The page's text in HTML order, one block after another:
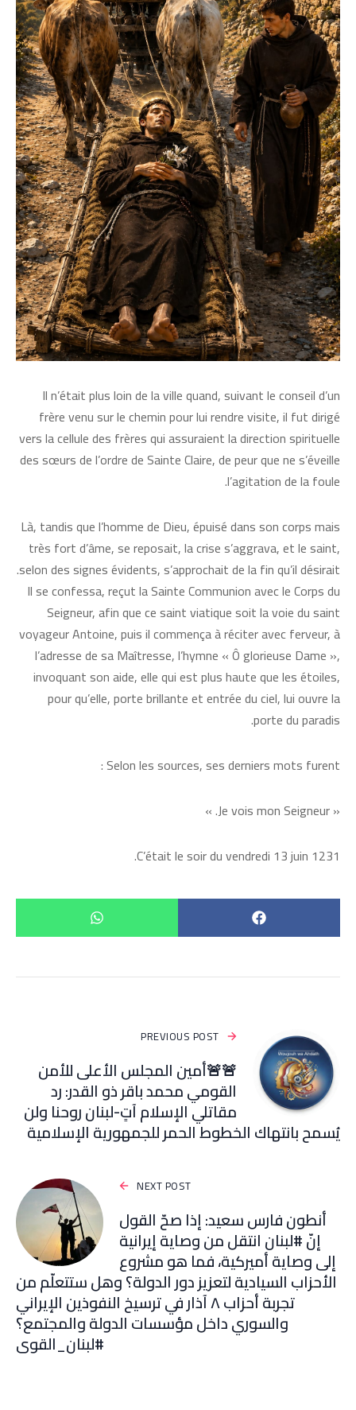
Il n’était plus loin de la ville quand, suivant le conseil d’un
frère venu sur le chemin pour lui rendre visite, il fut dirigé
vers la cellule des frères qui assuraient la direction spirituelle
des sœurs de l’ordre de Sainte Claire, de peur que ne s’éveille
l’agitation de la foule.
Là, tandis que l’homme de Dieu, épuisé dans son corps mais
très fort d’âme, se reposait, la crise s’aggrava, et le saint,
selon des signes évidents, s’approchait de la fin qu’il désirait.
Il se confessa, reçut la Sainte Communion avec le Corps du
Seigneur, afin que ce saint viatique soit la voie du saint
voyageur Antoine, puis il commença à réciter avec ferveur, à
l’adresse de sa Maîtresse, l’hymne « Ô glorieuse Dame »,
invoquant son aide, elle qui est plus haute que les étoiles,
pour qu’elle, porte brillante et entrée du ciel, lui ouvre la
porte du paradis.
Selon les sources, ses derniers mots furent :
« Je vois mon Seigneur. »
C’était le soir du vendredi 13 juin 1231.
PREVIOUS POST
🚨🚨أمين المجلس الأعلى للأمن
القومي محمد باقر ذو القدر: رد
مقاتلي الإسلام آتٍ-لبنان روحنا ولن
يُسمح بانتهاك الخطوط الحمر للجمهورية الإسلامية
NEXT POST
أنطون فارس سعيد: ‏إذا صحّ القول
إنّ ‎#لبنان انتقل من وصاية إيرانية
إلى وصاية أميركية، فما هو مشروع
الأحزاب السيادية لتعزيز دور الدولة؟ وهل ستتعلّم من
تجربة أحزاب ٨ آذار في ترسيخ النفوذين الإيراني
والسوري داخل مؤسسات الدولة والمجتمع؟